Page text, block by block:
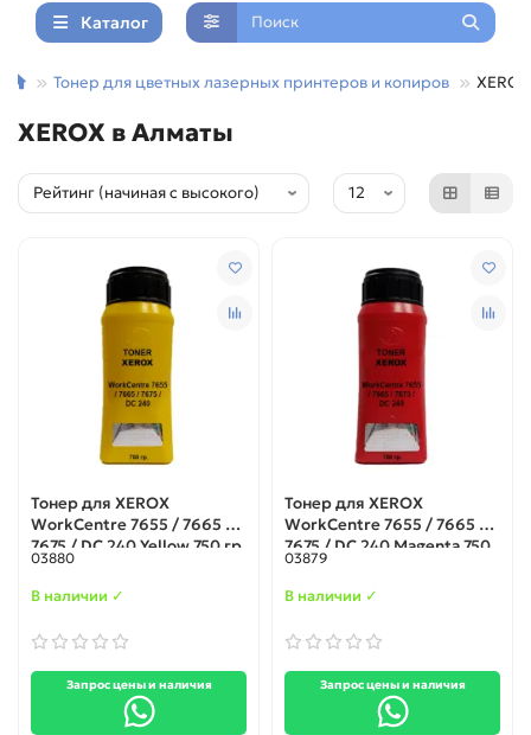
Каталог
Тонер для цветных лазерных принтеров и копиров XEROX
XEROX в Алматы
Тонер для XEROX
WorkCentre 7655 / 7665 /
7675 / DC 240 Yellow 750 гр.
IPM
03880
В наличии ✓
Запрос цены и наличия
Тонер для XEROX
WorkCentre 7655 / 7665 /
7675 / DC 240 Magenta 750
гр. IPM
03879
В наличии ✓
Запрос цены и наличия